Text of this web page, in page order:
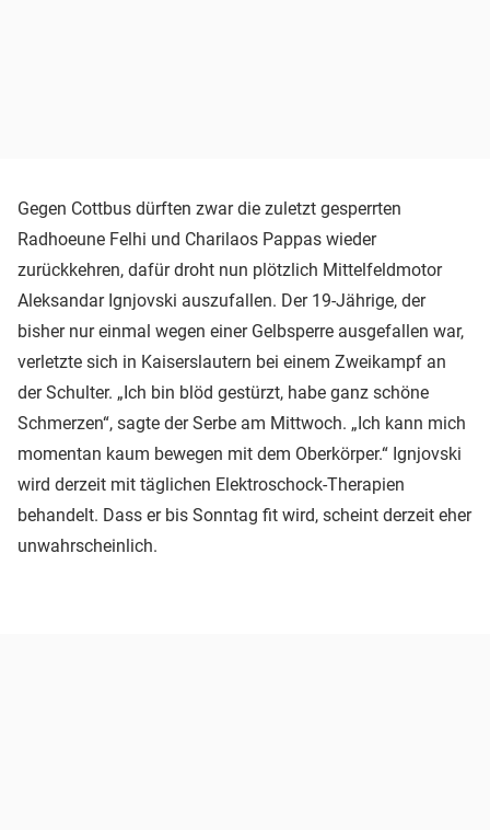
Gegen Cottbus dürften zwar die zuletzt gesperrten
Radhoeune Felhi und Charilaos Pappas wieder
zurückkehren, dafür droht nun plötzlich Mittelfeldmotor
Aleksandar Ignjovski auszufallen. Der 19-Jährige, der
bisher nur einmal wegen einer Gelbsperre ausgefallen war,
verletzte sich in Kaiserslautern bei einem Zweikampf an
der Schulter. „Ich bin blöd gestürzt, habe ganz schöne
Schmerzen“, sagte der Serbe am Mittwoch. „Ich kann mich
momentan kaum bewegen mit dem Oberkörper.“ Ignjovski
wird derzeit mit täglichen Elektroschock-Therapien
behandelt. Dass er bis Sonntag fit wird, scheint derzeit eher
unwahrscheinlich.